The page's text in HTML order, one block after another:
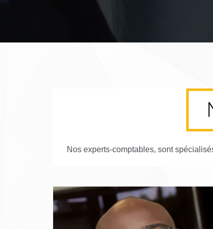
Nos experts-comptables, sont